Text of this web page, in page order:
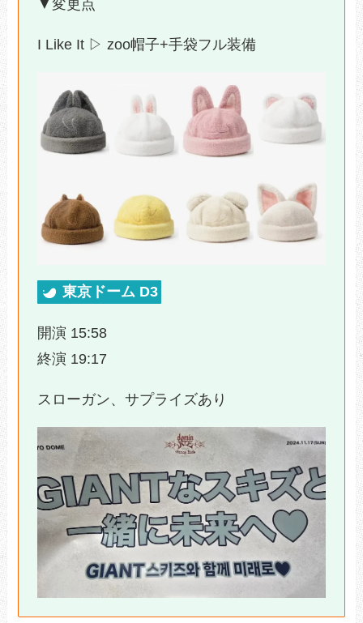
▼変更点
I Like It ▷ zoo帽子+手袋フル装備
東京ドーム D3
開演 15:58
終演 19:17
スローガン、サプライズあり